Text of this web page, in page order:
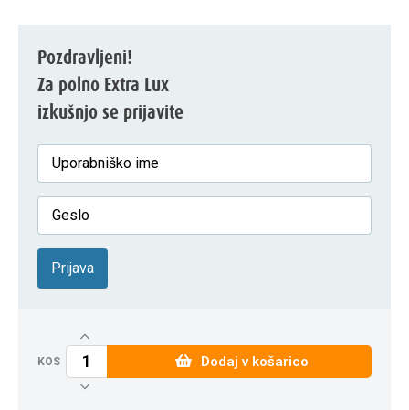
Pozdravljeni!
Za polno Extra Lux
izkušnjo se prijavite
Prijava
KOS Dodaj v košarico